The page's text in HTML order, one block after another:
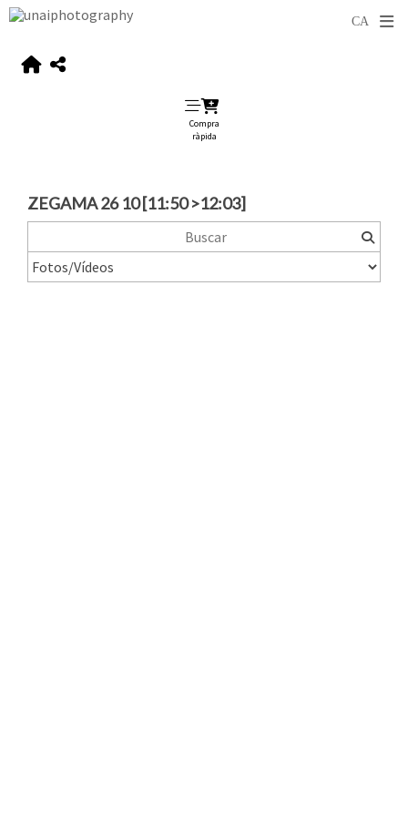
Compra
ràpida
ZEGAMA 26 10 [11:50 >12:03]